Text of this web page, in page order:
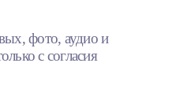
фото, аудио и
с согласия